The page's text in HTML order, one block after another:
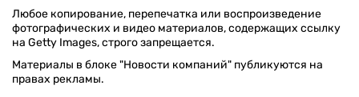
Любое копирование, перепечатка или воспроизведение
фотографических и видео материалов, содержащих ссылку
на Getty Images, строго запрещается.
Материалы в блоке "Новости компаний" публикуются на
правах рекламы.